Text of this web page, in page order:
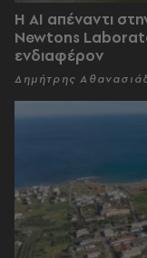
Η AI απέναντι
Newtons
ενδιαφέρον
Δημήτρης